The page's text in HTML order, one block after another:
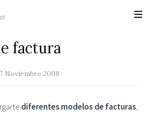
factura
7 Noviembre 2008
diferentes modelos de facturas,